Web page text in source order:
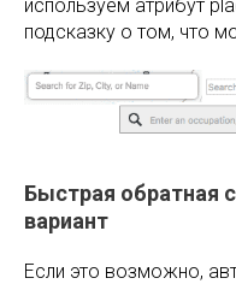
используем атрибут
подсказку о том, что
Быстрая обратная
вариант
Если это возможно,